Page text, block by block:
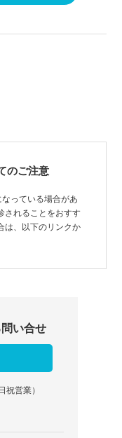
のご注意
っている場合があ
されることをおすす
は、以下のリンクか
い合せ
営業）